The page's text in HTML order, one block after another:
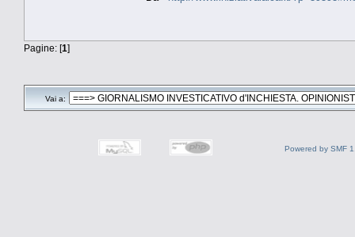
Pagine: [1]
Vai a:
Powered by SMF